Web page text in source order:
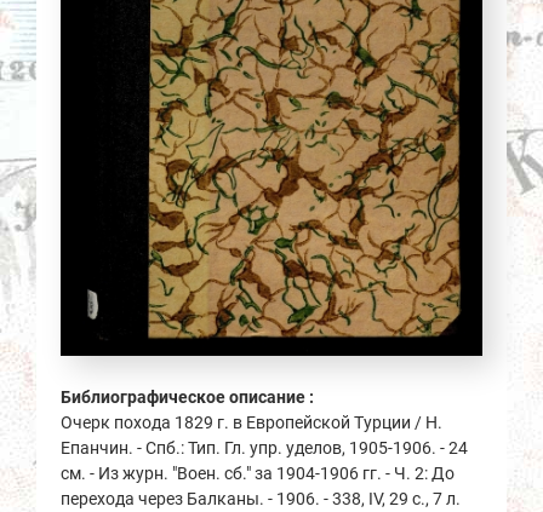
Библиографическое описание :
Очерк похода 1829 г. в Европейской Турции / Н.
Епанчин. - Спб.: Тип. Гл. упр. уделов, 1905-1906. - 24
см. - Из журн. "Воен. сб." за 1904-1906 гг. - Ч. 2: До
перехода через Балканы. - 1906. - 338, IV, 29 с., 7 л.